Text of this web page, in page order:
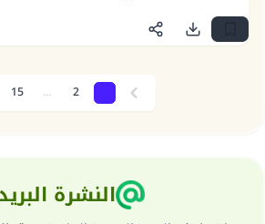
Previous
2
...
15
النشرة